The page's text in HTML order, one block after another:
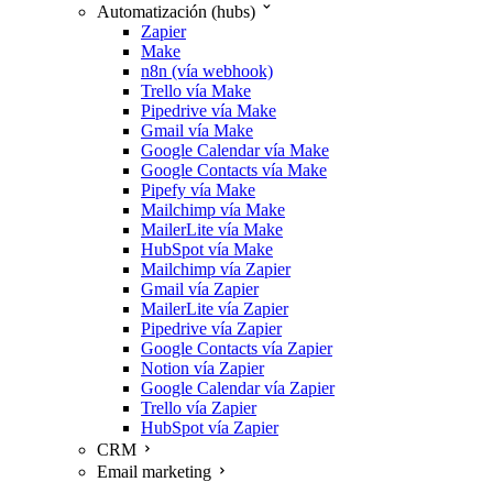
Automatización (hubs)
Zapier
Make
n8n (vía webhook)
Trello vía Make
Pipedrive vía Make
Gmail vía Make
Google Calendar vía Make
Google Contacts vía Make
Pipefy vía Make
Mailchimp vía Make
MailerLite vía Make
HubSpot vía Make
Mailchimp vía Zapier
Gmail vía Zapier
MailerLite vía Zapier
Pipedrive vía Zapier
Google Contacts vía Zapier
Notion vía Zapier
Google Calendar vía Zapier
Trello vía Zapier
HubSpot vía Zapier
CRM
Email marketing